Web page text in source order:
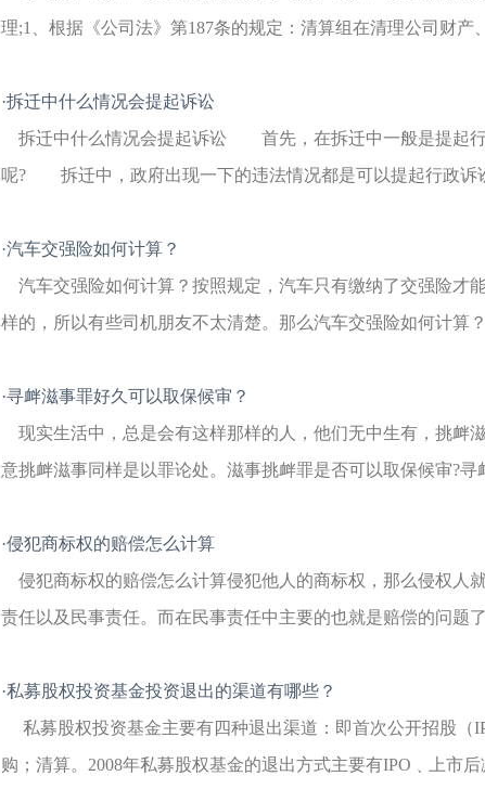
理;1、根据《公司法》第187条的规定：清算组在清理公司财产
·拆迁中什么情况会提起诉讼
拆迁中什么情况会提起诉讼 首先，在拆迁中一般是提起行
呢? 拆迁中，政府出现一下的违法情况都是可以提起行政
·汽车交强险如何计算？
汽车交强险如何计算？按照规定，汽车只有缴纳了交强险才
样的，所以有些司机朋友不太清楚。那么汽车交强险如何计算
·寻衅滋事罪好久可以取保候审？
现实生活中，总是会有这样那样的人，他们无中生有，挑衅
意挑衅滋事同样是以罪论处。滋事挑衅罪是否可以取保候审?
·侵犯商标权的赔偿怎么计算
侵犯商标权的赔偿怎么计算侵犯他人的商标权，那么侵权人
责任以及民事责任。而在民事责任中主要的也就是赔偿的问题
·私募股权投资基金投资退出的渠道有哪些？
私募股权投资基金主要有四种退出渠道：即首次公开招股（
购；清算。2008年私募股权基金的退出方式主要有IPO﹑上市后